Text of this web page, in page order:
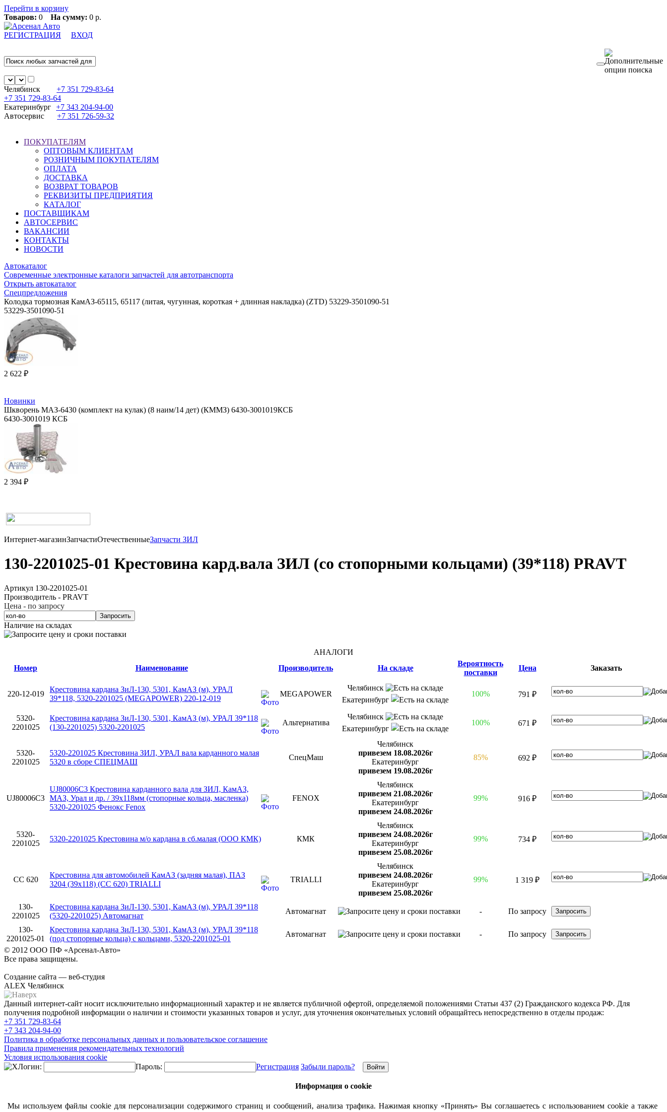
Перейти в корзину
Товаров: 0 На сумму: 0 р.
РЕГИСТРАЦИЯ ВХОД
Челябинск +7 351 729-83-64
+7 351 729-83-64
Екатеринбург +7 343 204-94-00
Автосервис
+7 351 726-59-32
ПОКУПАТЕЛЯМ
ОПТОВЫМ КЛИЕНТАМ
РОЗНИЧНЫМ ПОКУПАТЕЛЯМ
ОПЛАТА
ДОСТАВКА
ВОЗВРАТ ТОВАРОВ
РЕКВИЗИТЫ ПРЕДПРИЯТИЯ
КАТАЛОГ
ПОСТАВЩИКАМ
АВТОСЕРВИС
ВАКАНСИИ
КОНТАКТЫ
НОВОСТИ
Автокаталог
Современные электронные каталоги запчастей для автотранспорта
Открыть автокаталог
Спецпредложения
Колодка тормозная КамАЗ-65115, 65117 (литая, чугунная, короткая + длинная накладка) (ZTD) 53229-3501090-51
53229-3501090-51
2 622 ₽
Новинки
Шкворень МАЗ-6430 (комплект на кулак) (8 наим/14 дет) (КММЗ) 6430-3001019КСБ
6430-3001019 КСБ
2 394 ₽
Интернет-магазинЗапчастиОтечественныеЗапчасти ЗИЛ
130-2201025-01 Крестовина кард.вала ЗИЛ (со стопорными кольцами) (39*118) PRAVT
Артикул 130-2201025-01
Производитель - PRAVT
Цена - по запросу
Запросить
Наличие на складах
АНАЛОГИ
Номер
Наименование Производитель На складе
Вероятность
поставки
Цена Заказать
220-12-019
Крестовина кардана ЗиЛ-130, 5301, КамАЗ (м), УРАЛ
39*118, 5320-2201025 (MEGAPOWER) 220-12-019
MEGAPOWER
Челябинск
Екатеринбург
100% 791 ₽
5320-
2201025
Крестовина кардана ЗиЛ-130, 5301, КамАЗ (м), УРАЛ 39*118
(130-2201025) 5320-2201025
Альтернатива
Челябинск
Екатеринбург
100% 671 ₽
5320-
2201025
5320-2201025 Крестовина ЗИЛ, УРАЛ вала карданного малая
5320 в сборе СПЕЦМАШ
СпецМаш
Челябинск
привезем 18.08.2026г
Екатеринбург
привезем 19.08.2026г
85% 692 ₽
UJ80006C3
UJ80006C3 Крестовина карданного вала для ЗИЛ, КамАЗ,
МАЗ, Урал и др. / 39х118мм (стопорные кольца, масленка)
5320-2201025 Фенокс Fenox
FENOX
Челябинск
привезем 21.08.2026г
Екатеринбург
привезем 24.08.2026г
99% 916 ₽
5320-
2201025
5320-2201025 Крестовина м/о кардана в сб.малая (ООО КМК) КМК
Челябинск
привезем 24.08.2026г
Екатеринбург
привезем 25.08.2026г
99% 734 ₽
CC 620
Крестовина для автомобилей КамАЗ (задняя малая), ПАЗ
3204 (39х118) (CC 620) TRIALLI
TRIALLI
Челябинск
привезем 24.08.2026г
Екатеринбург
привезем 25.08.2026г
99% 1 319 ₽
130-
2201025
Крестовина кардана ЗиЛ-130, 5301, КамАЗ (м), УРАЛ 39*118
(5320-2201025) Автомагнат
Автомагнат - По запросу
130-
2201025-01
Крестовина кардана ЗиЛ-130, 5301, КамАЗ (м), УРАЛ 39*118
(под стопорные кольца) с кольцами, 5320-2201025-01
Автомагнат -
По запросу
© 2012 ООО ПФ «Арсенал-Авто»
Все права защищены.
Создание сайта — веб-студия
ALEX Челябинск
Данный интернет-сайт носит исключительно информационный характер и не является публичной офертой, определяемой положениями Статьи 437 (2) Гражданского кодекса РФ. Для
получения подробной информации о наличии и стоимости указанных товаров и услуг, для уточнения окончательных условий обращайтесь непосредственно в отделы продаж:
+7 351 729-83-64
+7 343 204-94-00
Политика в обработке персональных данных и пользовательское соглашение
Правила применения рекомендательных технологий
Условия использования cookie
Логин:
Пароль: Регистрация Забыли пароль?
Информация о cookie
Мы используем файлы cookie для персонализации содержимого страниц и сообщений, анализа трафика. Нажимая кнопку «Принять» Вы соглашаетесь с использованием cookie а также